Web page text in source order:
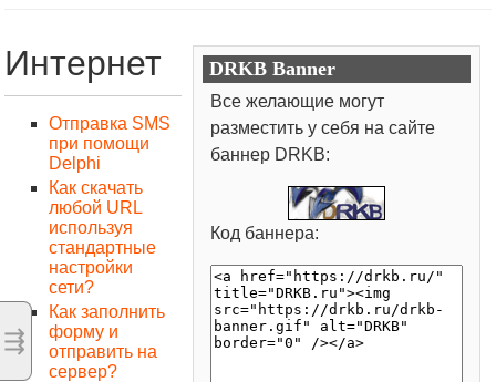
⇶
Интернет
Отправка SMS
при помощи
Delphi
Как скачать
любой URL
используя
стандартные
настройки
сети?
Как заполнить
форму и
отправить на
сервер?
DRKB Banner
Все желающие могут
разместить у себя на сайте
баннер DRKB:
Код баннера: